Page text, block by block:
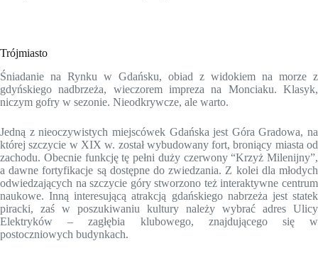
Trójmiasto
Śniadanie na Rynku w Gdańsku, obiad z widokiem na morze z
gdyńskiego nadbrzeża, wieczorem impreza na Monciaku. Klasyk,
niczym gofry w sezonie. Nieodkrywcze, ale warto.
Jedną z nieoczywistych miejscówek Gdańska jest Góra Gradowa, na
której szczycie w XIX w. został wybudowany fort, broniący miasta od
zachodu. Obecnie funkcję tę pełni duży czerwony “Krzyż Milenijny”,
a dawne fortyfikacje są dostępne do zwiedzania. Z kolei dla młodych
odwiedzających na szczycie góry stworzono też interaktywne centrum
naukowe. Inną interesującą atrakcją gdańskiego nabrzeża jest statek
piracki, zaś w poszukiwaniu kultury należy wybrać adres Ulicy
Elektryków – zagłębia klubowego, znajdującego się w
postoczniowych budynkach.